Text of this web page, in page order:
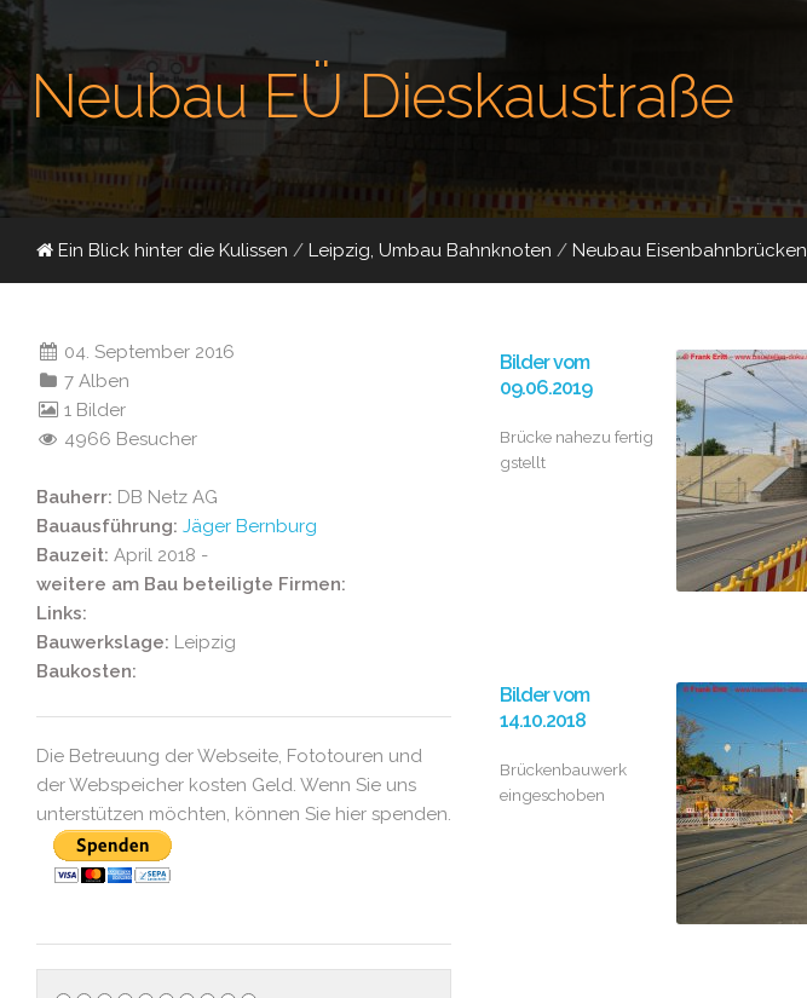
Neubau EÜ Dieskaustraße
Ein Blick hinter die Kulissen / Leipzig, Umbau Bahnknoten / Neubau Eisenbahnbrücken
Bilder vom
09.06.2019
Brücke nahezu fertig
gstellt
Bilder vom
14.10.2018
Brückenbauwerk
eingeschoben
04. September 2016
7 Alben
1 Bilder
4966 Besucher
Bauherr: DB Netz AG
Bauausführung:Jäger Bernburg
Bauzeit: April 2018 -
weitere am Bau beteiligte Firmen:
Links:
Bauwerkslage: Leipzig
Baukosten:
Die Betreuung der Webseite, Fototouren und
der Webspeicher kosten Geld. Wenn Sie uns
unterstützen möchten, können Sie hier spenden.